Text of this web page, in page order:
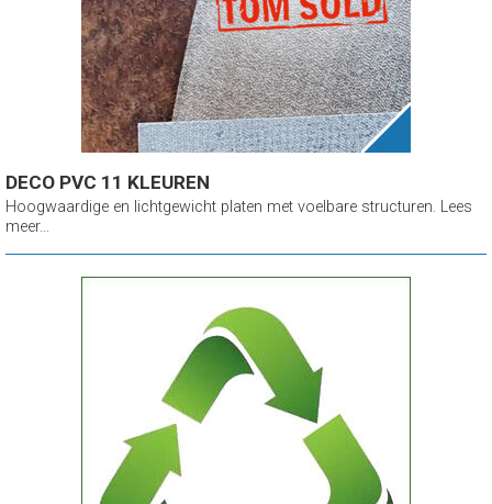
DECO PVC 11 KLEUREN
Hoogwaardige en lichtgewicht platen met voelbare structuren. Lees
meer...